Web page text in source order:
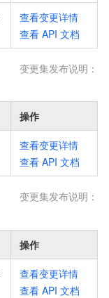
查看变更详情
查看 API 文档
变更集发布说明：
操作
查看变更详情
查看 API 文档
变更集发布说明：
操作
查看变更详情
查看 API 文档